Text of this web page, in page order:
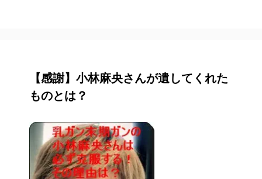
【感謝】小林麻央さんが遺してくれた
ものとは？